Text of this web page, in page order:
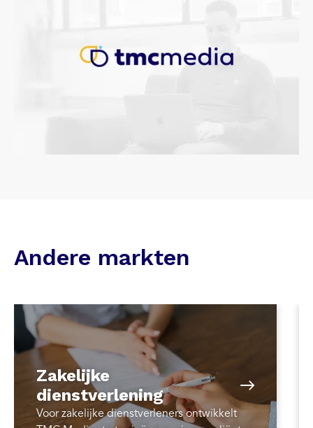
Andere markten
Zakelijke
dienstverlening
Voor zakelijke dienstverleners ontwikkelt